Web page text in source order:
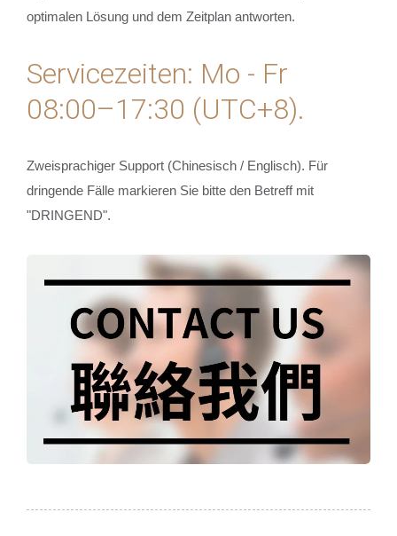
optimalen Lösung und dem Zeitplan antworten.
Servicezeiten: Mo - Fr
08:00–17:30 (UTC+8).
Zweisprachiger Support (Chinesisch / Englisch). Für
dringende Fälle markieren Sie bitte den Betreff mit
"DRINGEND".